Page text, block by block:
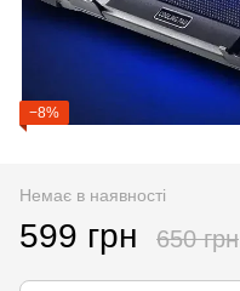
−8%
Немає в наявності
599 грн 650 грн